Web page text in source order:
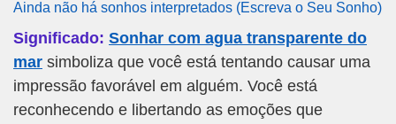
Ainda não há sonhos interpretados (Escreva o Seu Sonho)
Significado: Sonhar com agua transparente do
mar simboliza que você está tentando causar uma
impressão favorável em alguém. Você está
reconhecendo e libertando as emoções que